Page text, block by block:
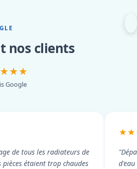
nos clients
Google
de tous les radiateurs de
étaient trop chaudes